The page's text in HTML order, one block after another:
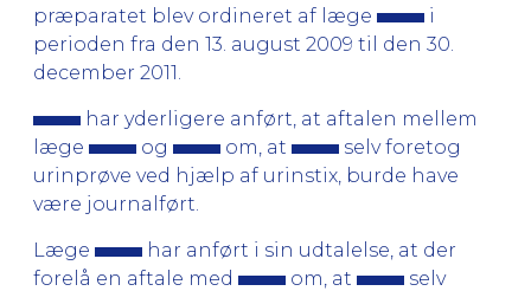
præparatet blev ordineret af læge
i
perioden fra den 13. august 2009 til den 30.
december 2011.
har yderligere anført, at aftalen mellem
læge
og om, at
selv foretog
urinprøve ved hjælp af urinstix, burde have
være journalført.
Læge
har anført i sin udtalelse, at der
forelå en aftale med
om, at
selv